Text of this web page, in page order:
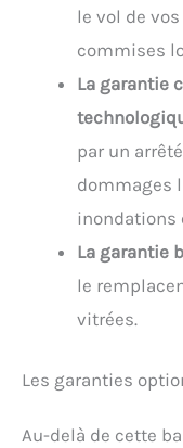
le vol de
commises
La garantie
par un
dommages
inondations
La garantie
le
vitrées.
Les garanties
Au-delà de cette